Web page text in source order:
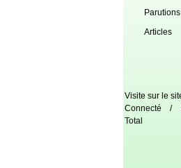
Parutions
Articles
Visite sur le
Connecté /
Total